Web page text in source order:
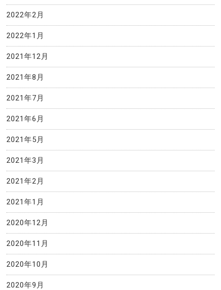
2022年2月
2022年1月
2021年12月
2021年8月
2021年7月
2021年6月
2021年5月
2021年3月
2021年2月
2021年1月
2020年12月
2020年11月
2020年10月
2020年9月